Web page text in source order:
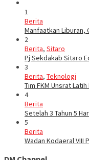
1
Berita
Manfaatkan Liburan,
2
Berita, Sitaro
Pj Sekdakab Sitaro
3
Berita, Teknologi
Tim FKM Unsrat
4
Berita
Setelah 3 Tahun 5
5
Berita
Wadan Kodaeral VIII